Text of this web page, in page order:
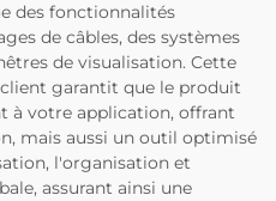
des fonctionnalités
de câbles, des systèmes
de visualisation. Cette
garantit que le produit
à votre application, offrant
mais aussi un outil optimisé
l'organisation et
assurant ainsi une